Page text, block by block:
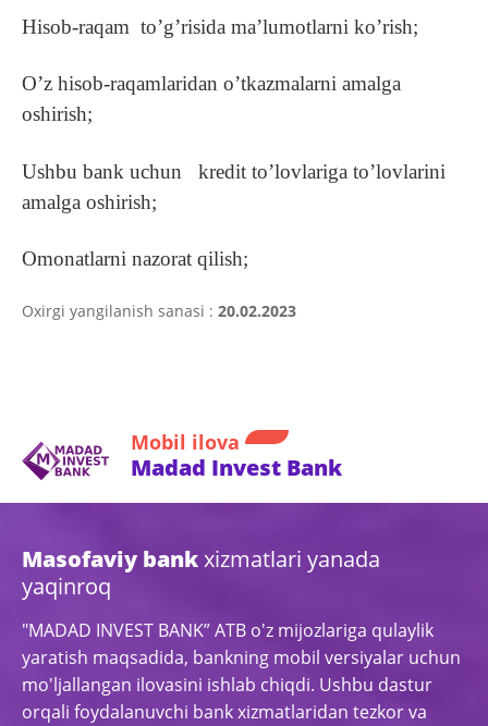
Hisob-raqam to’g’risida ma’lumotlarni ko’rish;
O’z hisob-raqamlaridan o’tkazmalarni amalga
oshirish;
Ushbu bank uchun kredit to’lovlariga to’lovlarini
amalga oshirish;
Omonatlarni nazorat qilish;
Oxirgi yangilanish sanasi : 20.02.2023
Mobil ilova
Madad Invest Bank
Masofaviy bankxizmatlari yanada
yaqinroq
"MADAD INVEST BANK” ATB o'z mijozlariga qulaylik
yaratish maqsadida, bankning mobil versiyalar uchun
mo'ljallangan ilovasini ishlab chiqdi. Ushbu dastur
orqali foydalanuvchi bank xizmatlaridan tezkor va